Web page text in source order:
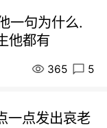
一句为什么.
他都有
365 5
一点发出哀老